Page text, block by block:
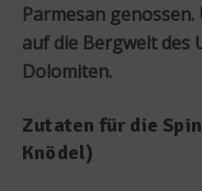
Parmesan
auf die Bergwelt des
Dolomiten.
Zutaten für die
Knödel)